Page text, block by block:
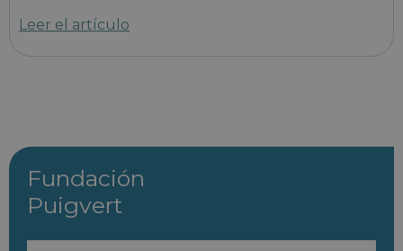
Leer el artículo
Fundación
Puigvert